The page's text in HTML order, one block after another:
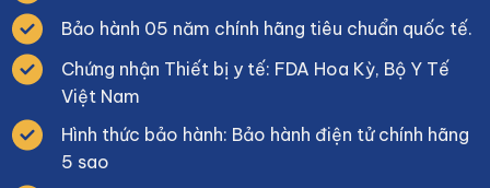
Bảo hành 05 năm chính hãng tiêu chuẩn quốc tế.
Chứng nhận Thiết bị y tế: FDA Hoa Kỳ, Bộ Y Tế
Việt Nam
Hình thức bảo hành: Bảo hành điện tử chính hãng
5 sao